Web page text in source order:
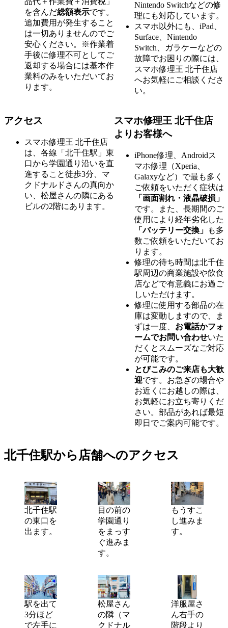
を含んだ総額表示です。
追加費用が発生すること
は一切ありませんのでご
安心ください。※作業着
手後に修理不可としてご
返却する場合には基本作
業料のみをいただいてお
ります。
Nintendo Switchなどの修
理にも対応しています。
スマホ以外にも、iPad、
Surface、Nintendo
Switch、ガラケーなどの
故障でお困りの際には、
スマホ修理王 北千住店
へお気軽にご相談くださ
い。
アクセス
スマホ修理王 北千住店
は、各線「北千住駅」東
口から学園通り沿いを直
進すること徒歩3分、マ
クドナルドさんの真向か
い、松屋さんの隣にある
ビルの2階にあります。
スマホ修理王 北千住店
よりお客様へ
iPhone修理、Androidス
マホ修理（Xperia、
Galaxyなど）で最も多く
ご依頼をいただく症状は
「画面割れ・液晶破損」
です。また、長期間のご
使用により経年劣化した
「バッテリー交換」
も多
数ご依頼をいただいてお
ります。
修理の待ち時間は北千住
駅周辺の商業施設や飲食
店などで有意義にお過ご
しいただけます。
修理に使用する部品の在
庫は変動しますので、ま
ずは一度、 お電話かフォ
ームでお問い合わせいた
だくとスムーズなご対応
が可能です。
とびこみのご来店も大歓
迎です。お急ぎの場合や
お近くにお越しの際は、
お気軽にお立ち寄りくだ
さい。部品があれば最短
即日でご案内可能です。
北千住駅から店舗へのアクセス
北千住駅
の東口を
出ます。
目の前の
学園通り
をまっす
ぐ進みま
す。
もうすこ
し進みま
す。
駅を出て
3分ほど
で左手に
松屋さん
の隣（マ
クドナル
洋服屋さ
ん右手の
階段より